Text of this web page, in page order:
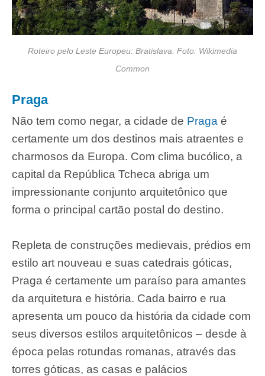
Roteiro pelo Leste Europeu: Bratislava. Foto: Wikimedia
Common
Praga
Não tem como negar, a cidade de Praga é
certamente um dos destinos mais atraentes e
charmosos da Europa. Com clima bucólico, a
capital da República Tcheca abriga um
impressionante conjunto arquitetônico que
forma o principal cartão postal do destino.
Repleta de construções medievais, prédios em
estilo art nouveau e suas catedrais góticas,
Praga é certamente um paraíso para amantes
da arquitetura e história. Cada bairro e rua
apresenta um pouco da história da cidade com
seus diversos estilos arquitetônicos – desde à
época pelas rotundas romanas, através das
torres góticas, as casas e palácios